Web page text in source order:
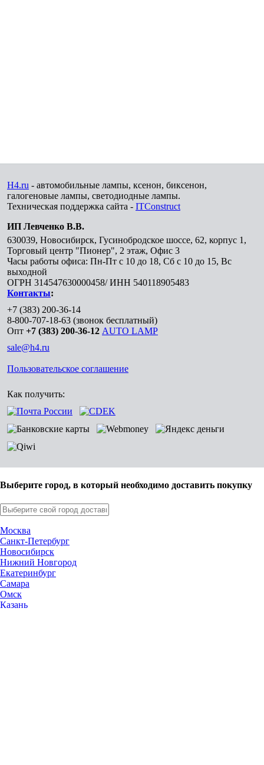
H4.ru - автомобильные лампы, ксенон, биксенон,
галогеновые лампы, светодиодные лампы.
Техническая поддержка сайта - ITConstruct
ИП Левченко В.В.
630039, Новосибирск, Гусинобродское шоссе, 62, корпус 1,
Торговый центр "Пионер", 2 этаж, Офис 3
Часы работы офиса: Пн-Пт с 10 до 18, Сб с 10 до 15, Вс
выходной
ОГРН 314547630000458/ ИНН 540118905483
Контакты:
+7 (383) 200-36-14
8-800-707-18-63 (звонок бесплатный)
Опт +7 (383) 200-36-12 AUTO LAMP
sale@h4.ru
Пользовательское соглашение
Как получить:
Выберите город, в который необходимо доставить покупку
Москва
Санкт-Петербург
Новосибирск
Нижний Новгород
Екатеринбург
Самара
Омск
Казань